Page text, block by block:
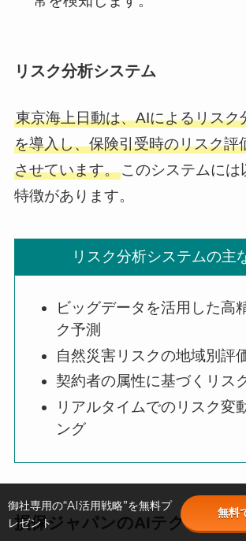
リスク分析システム
東京海上日動は、AIによるリスク
を導入し、保険引受時のリスク評
させています。このシステムには
特徴があります。
リスク分析システムの主
ビッグデータを活用した高
ク予測
自然災害リスクの地域別評
契約者の属性に基づくリス
リアルタイムでのリスク変
ング
損保ジャパンのAIテクノロジ
御社専用の“AI活用戦略”を無料プ
レゼント
無料